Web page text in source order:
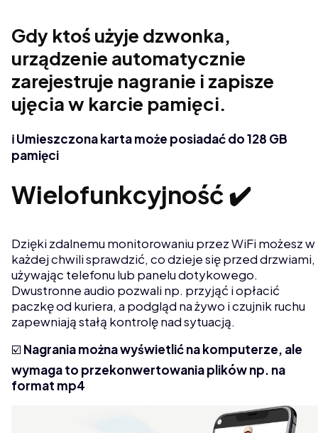
Gdy ktoś użyje dzwonka,
urządzenie automatycznie
zarejestruje nagranie i zapisze
ujęcia w karcie pamięci.
ℹ️ Umieszczona karta może posiadać do 128 GB
pamięci
Wielofunkcyjność ✔️
Dzięki zdalnemu monitorowaniu przez WiFi możesz w
każdej chwili sprawdzić, co dzieje się przed drzwiami,
używając telefonu lub panelu dotykowego.
Dwustronne audio pozwali np. przyjąć i opłacić
paczkę od kuriera, a podgląd na żywo i czujnik ruchu
zapewniają stałą kontrolę nad sytuacją.
☑️ Nagrania można wyświetlić na komputerze, ale
wymaga to przekonwertowania plików np. na
format mp4